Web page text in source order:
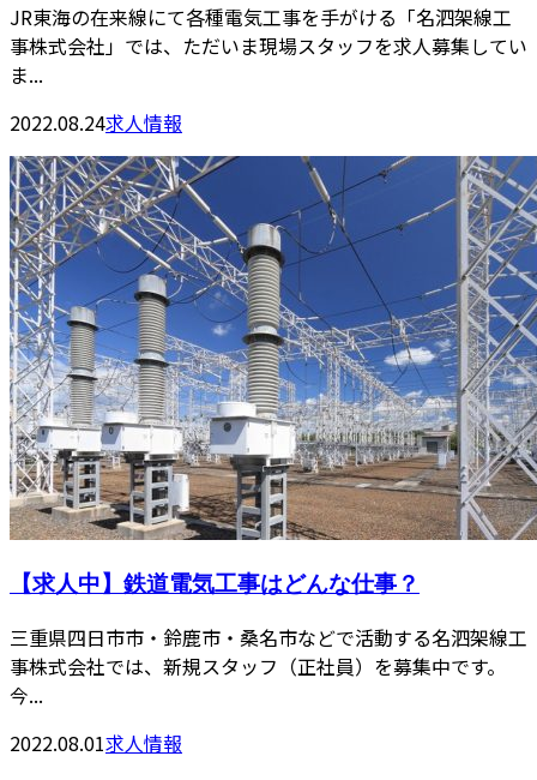
JR東海の在来線にて各種電気工事を手がける「名泗架線工
事株式会社」では、ただいま現場スタッフを求人募集してい
ま...
2022.08.24求人情報
【求人中】鉄道電気工事はどんな仕事？
三重県四日市市・鈴鹿市・桑名市などで活動する名泗架線工
事株式会社では、新規スタッフ（正社員）を募集中です。
今...
2022.08.01求人情報